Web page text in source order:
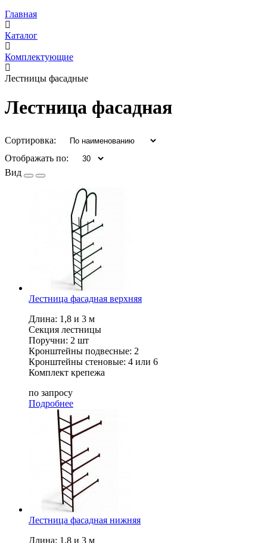
Главная
Каталог
Комплектующие
Лестницы фасадные
Лестница фасадная
Сортировка:
Отображать по:
Вид
Лестница фасадная верхняя
Длина: 1,8 и 3 м
Секция лестницы
Поручни: 2 шт
Кронштейны подвесные: 2
Кронштейны стеновые: 4 или 6
Комплект крепежа
по запросу
Подробнее
Лестница фасадная нижняя
Длина: 1,8 и 3 м